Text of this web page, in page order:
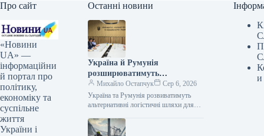
Про сайт
«Новини
UA» —
інформаційни
й портал про
політику,
економіку та
суспільне
життя
України і
Останні новини
Україна й Румунія
розширюватимуть
альтернативні шляхи
поставок для експорту
сільськогосподарської
Михайло Остапчук
Сер 6, 2026
Україна та Румунія розвиватимуть
альтернативні логістичні шляхи для
продукції 05.08.2026 16:14 Укрінформ
Україна та Румунія працюють над
и